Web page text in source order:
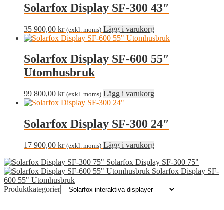
Solarfox Display SF-300 43″
35 900,00 kr (exkl. moms) Lägg i varukorg
Solarfox Display SF-600 55″
Utomhusbruk
99 800,00 kr (exkl. moms) Lägg i varukorg
Solarfox Display SF-300 24″
17 900,00 kr (exkl. moms) Lägg i varukorg
Solarfox Display SF-300 75"
Solarfox Display SF-
600 55" Utomhusbruk
Produktkategorier